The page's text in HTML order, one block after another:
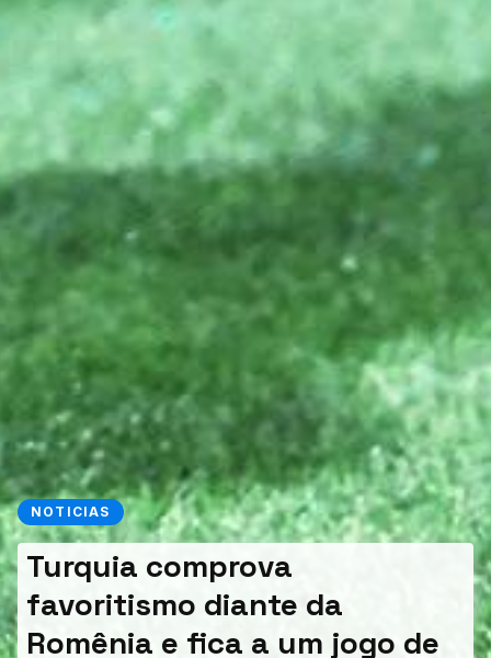
NOTICIAS
Turquia comprova
favoritismo diante da
Romênia e fica a um jogo de